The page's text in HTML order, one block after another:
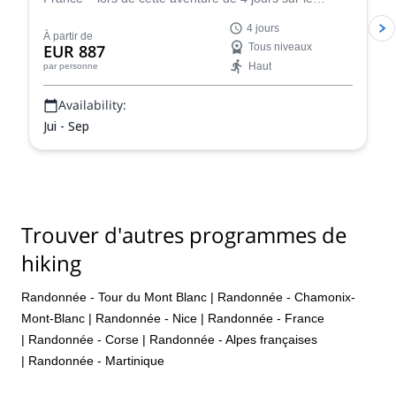
soigneusement conçue met en valeur toute l’essence
du Tour du Mont Blanc, vous permettant de découvrir
la diversité de ses paysages et la richesse de son
patrimoine culturel dans une expérience condensée
mais inoubliable.
À partir de
EUR 887
par personne
4 jours
Tous niveaux
Haut
Availability:
Jui - Sep
Trouver d'autres programmes de
hiking
Randonnée - Tour du Mont Blanc | Randonnée - Chamonix-
Mont-Blanc | Randonnée - Nice | Randonnée - France
| Randonnée - Corse | Randonnée - Alpes françaises
| Randonnée - Martinique